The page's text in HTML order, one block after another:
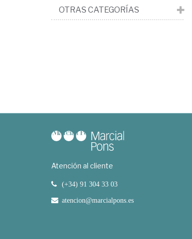
OTRAS CATEGORÍAS
Atención al cliente
(+34) 91 304 33 03
atencion@marcialpons.es